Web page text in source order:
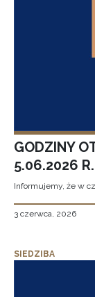
GODZINY
5.06.2026 R.
Informujemy, że w
3 czerwca, 2026
SIEDZIBA